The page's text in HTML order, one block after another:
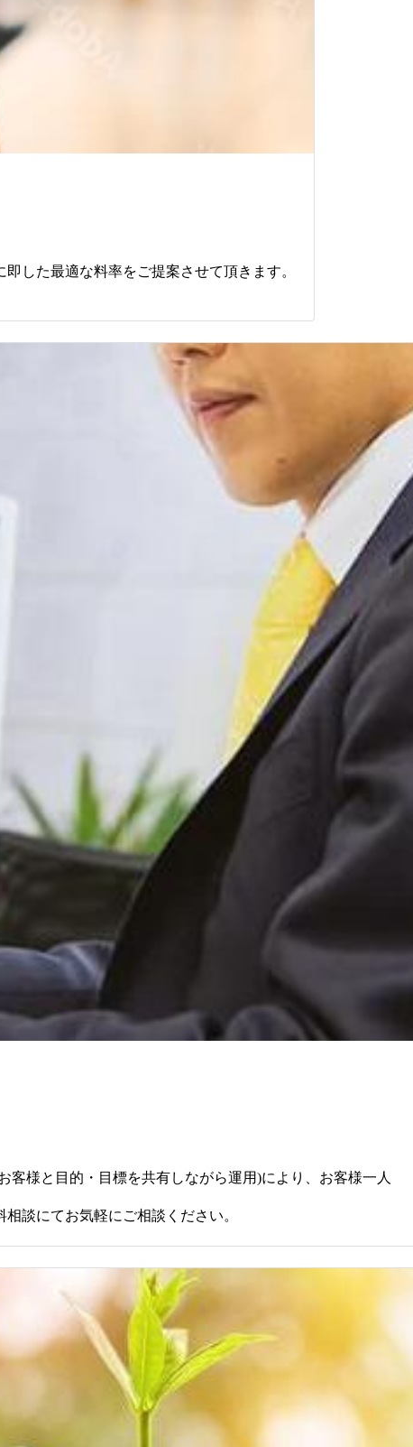
した最適な料率をご提案させて頂きます。
様と目的・目標を共有しながら運用)により、お客様一人
談にてお気軽にご相談ください。